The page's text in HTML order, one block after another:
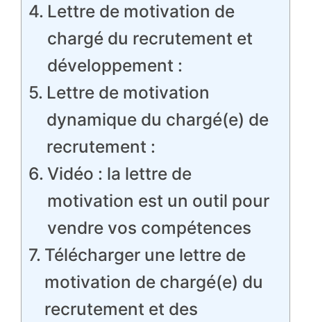
Lettre de motivation de
chargé du recrutement et
développement :
Lettre de motivation
dynamique du chargé(e) de
recrutement :
Vidéo : la lettre de
motivation est un outil pour
vendre vos compétences
Télécharger une lettre de
motivation de chargé(e) du
recrutement et des